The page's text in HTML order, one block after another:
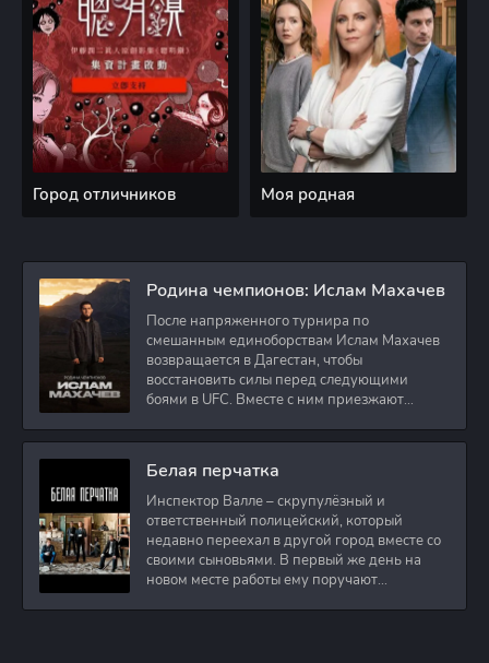
Город отличников Моя родная
Родина чемпионов: Ислам Махачев
После напряженного турнира по
смешанным единоборствам Ислам Махачев
возвращается в Дагестан, чтобы
восстановить силы перед следующими
боями в UFC. Вместе с ним приезжают
Белая перчатка
Инспектор Валле – скрупулёзный и
ответственный полицейский, который
недавно переехал в другой город вместе со
своими сыновьями. В первый же день на
новом месте работы ему поручают